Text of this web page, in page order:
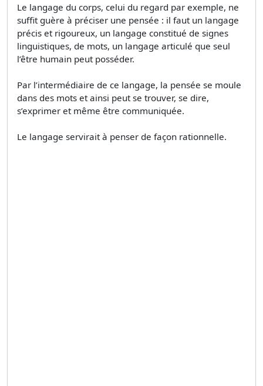
Le langage du corps, celui du regard par exemple, ne
suffit guère à préciser une pensée : il faut un langage
précis et rigoureux, un langage constitué de signes
linguistiques, de mots, un langage articulé que seul
l’être humain peut posséder.
Par l’intermédiaire de ce langage, la pensée se moule
dans des mots et ainsi peut se trouver, se dire,
s’exprimer et même être communiquée.
Le langage servirait à penser de façon rationnelle.